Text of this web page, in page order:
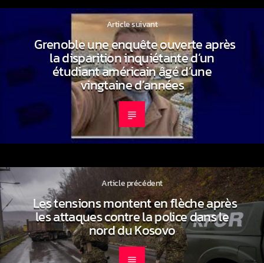
Article suivant
Grenoble une enquête ouverte après
la disparition inquiétante d’un
étudiant américain âgé d’une
vingtaine d’années
Article précédent
Les tensions montent en flèche après
les attaques contre la police dans le
nord du Kosovo